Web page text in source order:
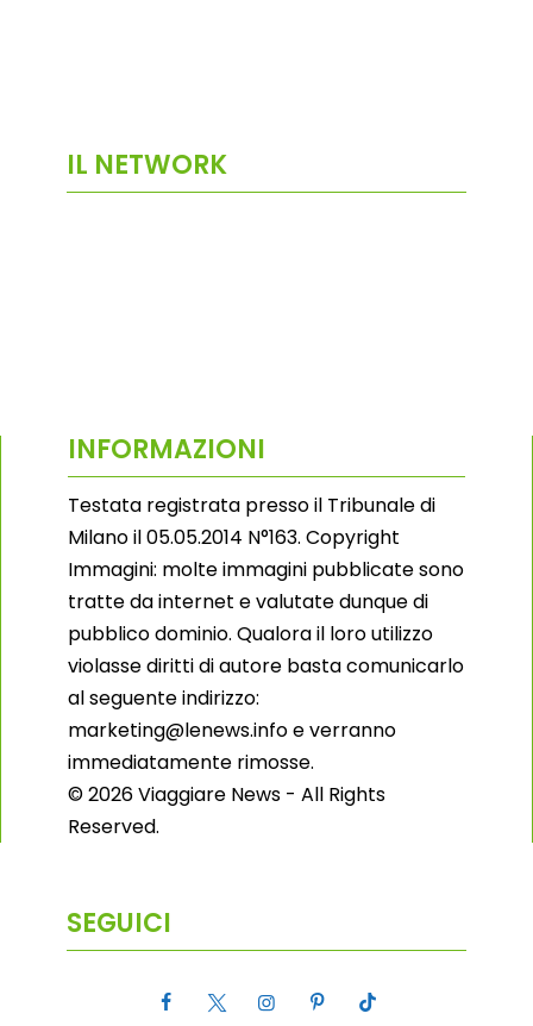
IL NETWORK
INFORMAZIONI
Testata registrata presso il Tribunale di
Milano il 05.05.2014 N°163. Copyright
Immagini: molte immagini pubblicate sono
tratte da internet e valutate dunque di
pubblico dominio. Qualora il loro utilizzo
violasse diritti di autore basta comunicarlo
al seguente indirizzo:
marketing@lenews.info e verranno
immediatamente rimosse.
© 2026 Viaggiare News - All Rights
Reserved.
SEGUICI